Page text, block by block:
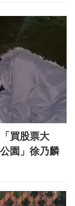
買股票大
園」徐乃麟